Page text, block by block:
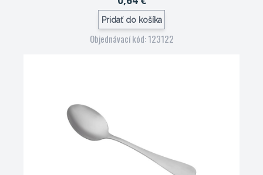
Pridať do košíka
Objednávací kód: 123122